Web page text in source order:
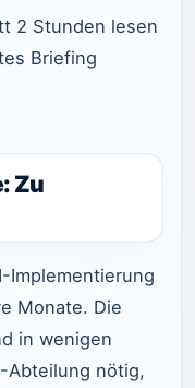
2 Stunden lesen
Briefing
Zu
Implementierung
Monate. Die
in wenigen
Abteilung nötig,